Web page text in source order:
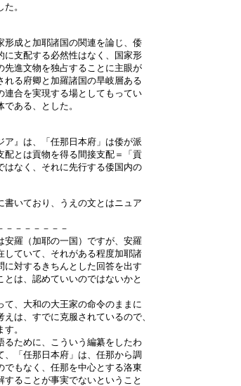
。
成と加耶諸国の関連を論じ、倭
に支配する必然性はなく、国家形
先進文物を独占することに主眼が
る府卿と加羅諸国の旱岐層ある
連合を実現する場としてもってい
ある、とした。
』は、「任那日本府」は倭が派
配とは貢物を得る間接支配＝「貢
はなく、それに先行する倭国内の
いており、うえの文とはニュア
－－－－－
羅（加耶の一国）ですが、安羅
していて、それがある程度加耶諸
に対するきちんとした回答を出す
は、認めていいのではないかと
、大和の大王家の命令のままに
は、すでに克服されているので、
。
ために、こういう編纂をしたわ
、「任那日本府」は、任那から調
でもなく、任那を中心とする洛東
ることが事実でないということ